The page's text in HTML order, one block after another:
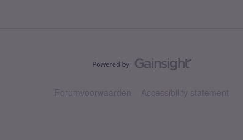
Forumvoorwaarden Accessibility statement